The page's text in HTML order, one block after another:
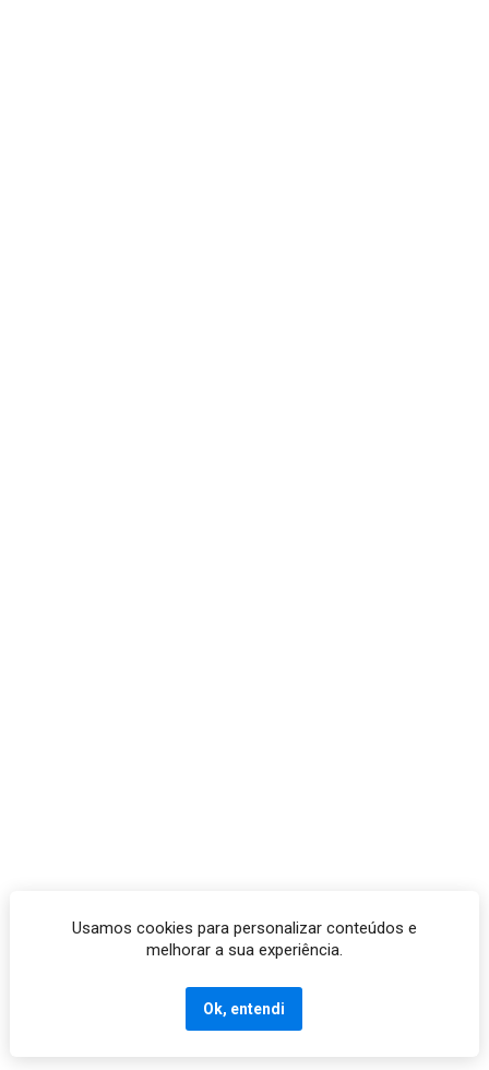
Usamos cookies para personalizar conteúdos e
melhorar a sua experiência.
Ok, entendi